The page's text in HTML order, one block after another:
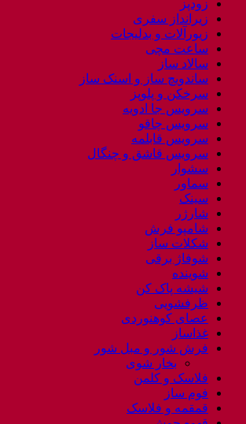
زودپز
زیرانداز سفری
زیورآلات و بدلیجات
ساعت مچی
سالاد ساز
ساندویچ ساز و اسنک ساز
سرخکن و پلوپز
سرویس جا ادویه
سرویس چاقو
سرویس قابلمه
سرویس قاشق و چنگال
سشوار
سماور
سینک
شارژر
شامپو فرش
شکلات ساز
شوفاژ برقی
شوینده
شیشه پاک کن
ظرفشویی
عصای کوهنوردی
غذاساز
فرش شور و مبل شور
بخار شوی
فلاسک و کلمن
فوم ساز
قمقمه و فلاسک